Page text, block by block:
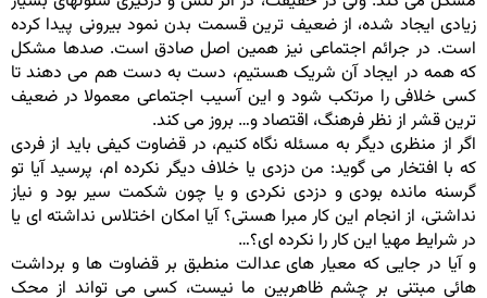
زیادی ایجاد شده، از ضعیف ترین قسمت بدن نمود بیرونی پیدا کرده
است. در جرائم اجتماعی نیز همین اصل صادق است. صدها مشکل
که همه در ایجاد آن شریک هستیم، دست به دست هم می دهند تا
کسی خلافی را مرتکب شود و این آسیب اجتماعی معمولا در ضعیف
ترین قشر از نظر فرهنگ، اقتصاد و… بروز می کند.
اگر از منظری دیگر به مسئله نگاه کنیم، در قضاوت کیفی باید از فردی
که با افتخار می گوید: من دزدی یا خلاف دیگر نکرده ام، پرسید آیا تو
گرسنه مانده بودی و دزدی نکردی و یا چون شکمت سیر بود و نیاز
نداشتی، از انجام این کار مبرا هستی؟ آیا امکان اختلاس نداشته ای یا
در شرایط مهیا این کار را نکرده ای؟…
و آیا در جایی که معیار های عدالت منطبق بر قضاوت ها و برداشت
هائی مبتنی بر چشم ظاهربین ما نیست، کسی می تواند از محک